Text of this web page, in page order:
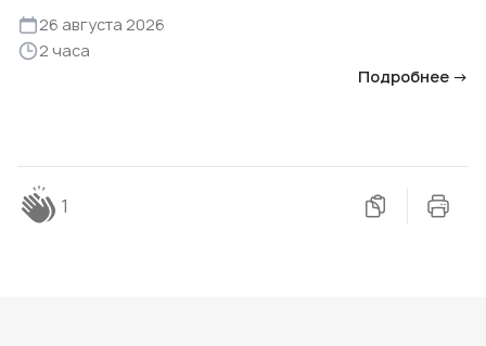
26 августа 2026
2 часа
Подробнее →
1